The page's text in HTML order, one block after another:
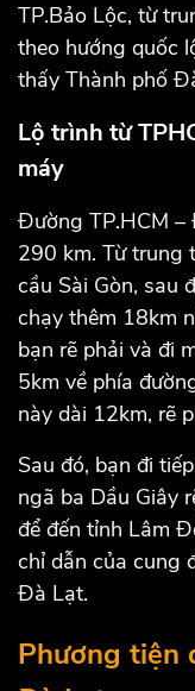
TP.Bảo Lộc, từ
theo hướng quốc
thấy Thành phố
Lộ trình từ
máy
Đường TP.HCM
290 km. Từ trung
cầu Sài Gòn, sau
chạy thêm 18km
bạn rẽ phải và đi
5km về phía
này dài 12km, rẽ
Sau đó, bạn đi
ngã ba Dầu Giây
để đến tỉnh Lâm
chỉ dẫn của cung
Đà Lạt.
Phương tiện